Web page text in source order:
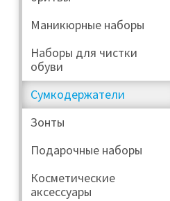
Маникюрные наборы
Наборы для чистки
обуви
Сумкодержатели
Зонты
Подарочные наборы
Косметические
аксессуары